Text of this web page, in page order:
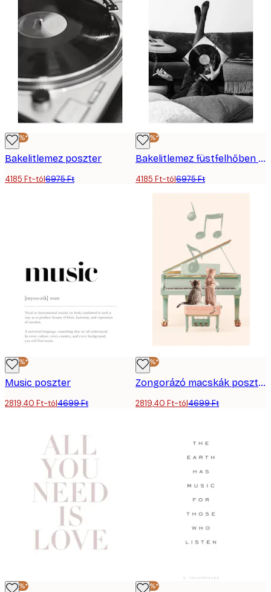
-40%*
Bakelitlemez poszter
4185 Ft-tól6975 Ft
-40%*
Bakelitlemez füstfelhőben poszter
4185 Ft-tól6975 Ft
-40%*
Music poszter
2819,40 Ft-tól4699 Ft
-40%*
Zongorázó macskák poszter
2819,40 Ft-tól4699 Ft
-40%* -40%*